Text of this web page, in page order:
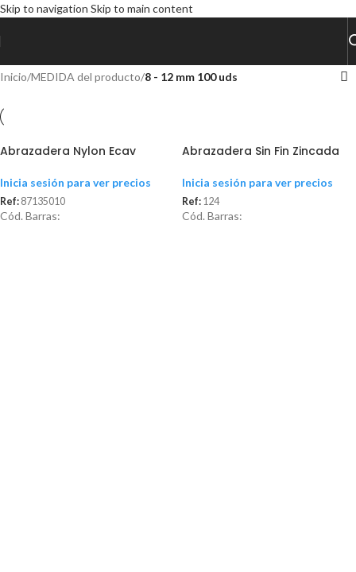
Skip to navigation Skip to main content
Inicio/MEDIDA del producto/8 - 12 mm 100 uds
Abrazadera Nylon Ecav
Inicia sesión para ver precios
Ref: 87135010
Cód. Barras:
Abrazadera Sin Fin Zincada
Inicia sesión para ver precios
Ref: 124
Cód. Barras: